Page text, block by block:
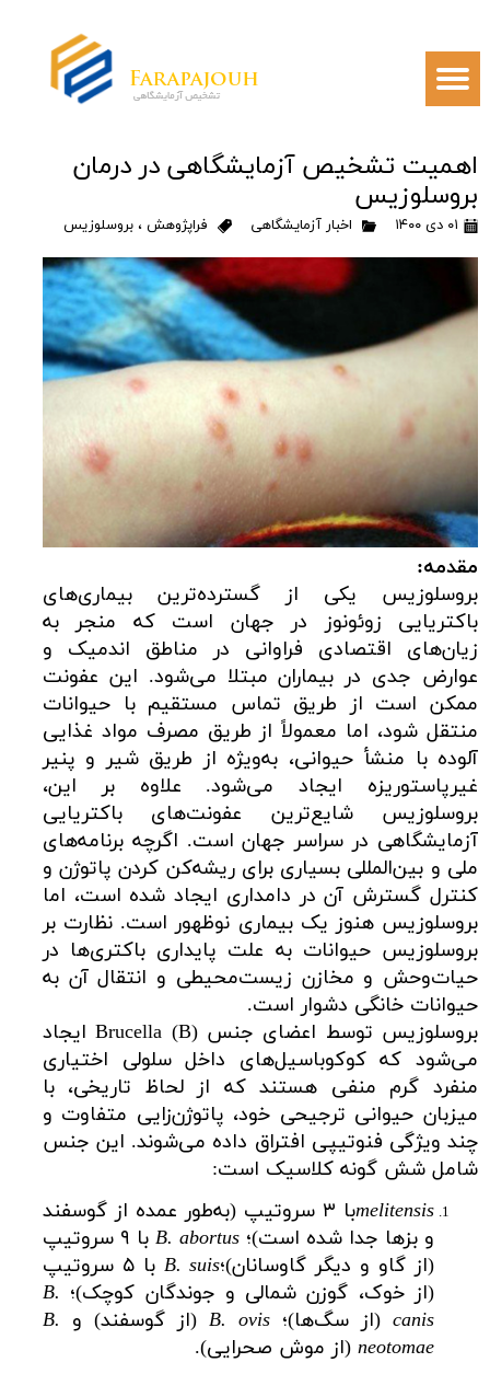
اهمیت تشخیص آزمایشگاهی در درمان
بروسلوزیس
۰۱ دی ۱۴۰۰ اخبار آزمایشگاهی فراپژوهش ،بروسلوزیس
مقدمه:
بروسلوزیس یکی از گسترده‌ترین بیماری‌های
باکتریایی زوئونوز در جهان است که منجر به
زیان‌های اقتصادی فراوانی در مناطق اندمیک و
عوارض جدی در بیماران مبتلا می‌شود. این عفونت
ممکن است از طریق تماس مستقیم با حیوانات
منتقل شود، اما معمولاً از طریق مصرف مواد غذایی
آلوده با منشأ حیوانی، به‌ویژه از طریق شیر و پنیر
غیرپاستوریزه ایجاد می‌شود. علاوه بر این،
بروسلوزیس شایع‌ترین عفونت‌های باکتریایی
آزمایشگاهی در سراسر جهان است. اگرچه برنامه‌های
ملی و بین‌المللی بسیاری برای ریشه‌کن کردن پاتوژن و
کنترل گسترش آن در دامداری ایجاد شده است، اما
بروسلوزیس هنوز یک بیماری نوظهور است. نظارت بر
بروسلوزیس حیوانات به علت پایداری باکتری‌ها در
حیات‌وحش و مخازن زیست‌محیطی و انتقال آن به
حیوانات خانگی دشوار است.
بروسلوزیس توسط اعضای جنس (Brucella (B ایجاد
می‌شود که کوکوباسیل‌های داخل سلولی اختیاری
منفرد گرم منفی هستند که از لحاظ تاریخی، با
میزبان حیوانی ترجیحی خود، پاتوژن‌زایی متفاوت و
چند ویژگی فنوتیپی افتراق داده می‌شوند. این جنس
شامل شش گونه کلاسیک است:
melitensis
با ۳ سروتیپ (به‌طور عمده از گوسفند
و بزها جدا شده است)؛B. abortus
با ۹ سروتیپ
(از گاو و دیگر گاوسانان)؛B. suis
با ۵ سروتیپ
(از خوک، گوزن شمالی و جوندگان کوچک)؛ B.
canis (از سگ‌ها)؛B. ovis (از گوسفند) و B.
neotomae (از موش صحرایی).